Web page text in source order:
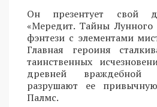
Он презентует свой
«Мередит. Тайны Лунного
фэнтези с элементами
Главная героиня
таинственных
древней враждебной
разрушают ее
Палмс.